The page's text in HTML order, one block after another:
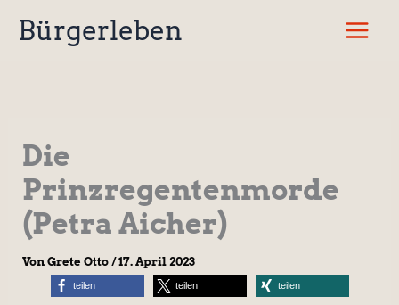
InhaltBürgerleben
Die
Prinzregentenmorde
(Petra Aicher)
Von Grete Otto /17. April 2023
teilen teilen teilen